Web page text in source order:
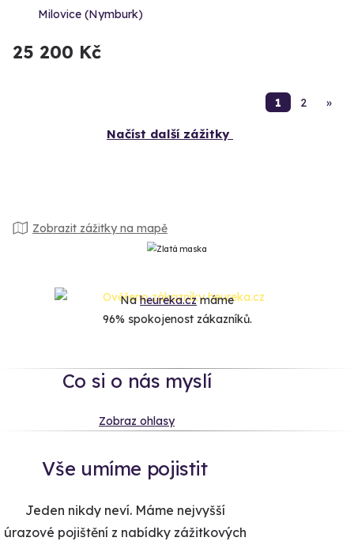
Milovice (Nymburk)
25 200 Kč
1 2 »
Načíst další zážitky
Zobrazit zážitky na mapě
Naheureka.czmáme
96% spokojenost zákazníků.
Co si o nás myslí
Zobraz ohlasy
Vše umíme pojistit
Jeden nikdy neví. Máme nejvyšší
úrazové pojištění z nabídky zážitkových